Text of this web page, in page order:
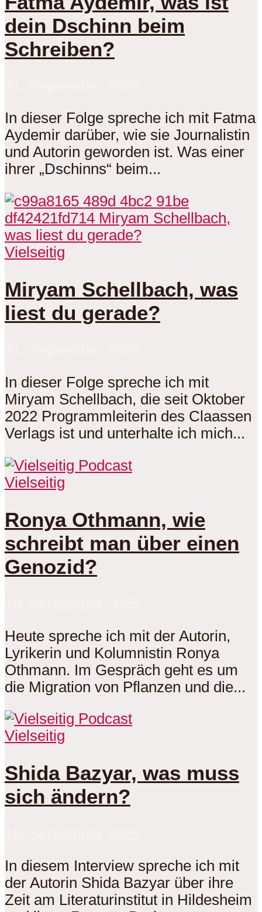
dein Dschinn beim
Schreiben?
In dieser Folge spreche ich mit Fatma
Aydemir darüber, wie sie Journalistin
und Autorin geworden ist. Was einer
ihrer „Dschinns“ beim...
Vielseitig
Miryam Schellbach, was
liest du gerade?
In dieser Folge spreche ich mit
Miryam Schellbach, die seit Oktober
2022 Programmleiterin des Claassen
Verlags ist und unterhalte ich mich...
Vielseitig
Ronya Othmann, wie
schreibt man über einen
Genozid?
Heute spreche ich mit der Autorin,
Lyrikerin und Kolumnistin Ronya
Othmann. Im Gespräch geht es um
die Migration von Pflanzen und die...
Vielseitig
Shida Bazyar, was muss
sich ändern?
In diesem Interview spreche ich mit
der Autorin Shida Bazyar über ihre
Zeit am Literaturinstitut in Hildesheim